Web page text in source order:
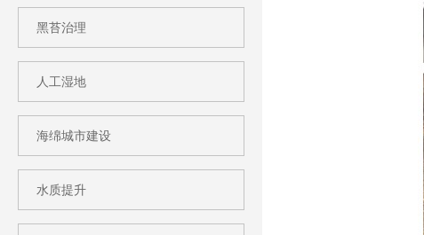
黑苔治理
人工湿地
海绵城市建设
水质提升